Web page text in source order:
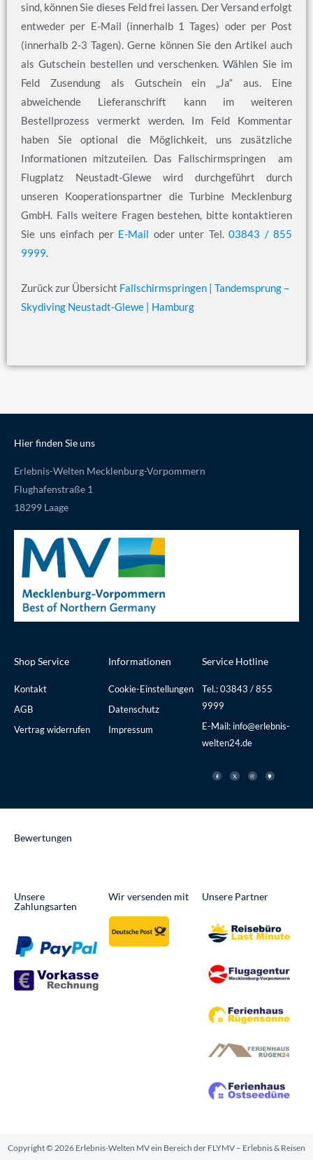
sind, können Sie dieses Feld frei lassen. Der Versand erfolgt
entweder per E-Mail (innerhalb 1 Tages) oder per Post
(innerhalb 2-3 Tagen). Gerne können Sie den Artikel auch
als Gutschein bestellen und verschenken. Wählen Sie im
Feld Zusendung als Gutschein ein „Ja“ aus. Eine
abweichende Lieferanschrift kann im weiteren
Bestellprozess vermerkt werden. Im Feld Kommentar
haben Sie optional die Möglichkeit, uns zusätzliche
Informationen mitzuteilen. Das Fallschirmspringen am
Flugplatz Neustadt-Glewe wird durchgeführt durch
unseren Kooperationspartner die Turbine Mecklenburg
GmbH. Falls weitere Fragen bestehen, bitte kontaktieren
Sie uns einfach per E-Mail oder unter Tel.03843 / 855
9999.
Zurück zur Übersicht Fallschirmspringen | Tandemsprung –
Skydiving Neustadt-Glewe | Hamburg
Hier finden Sie uns
Erlebnis-Welten Mecklenburg-Vorpommern
Flughafenstraße 1
18299 Laage
Shop Service
Kontakt
AGB
Vertrag widerrufen
Informationen
Cookie-Einstellungen
Datenschutz
Impressum
Service Hotline
Tel.: 03843 / 855
9999
E-Mail: info@erlebnis-
welten24.de
c
e
t
w
s
t
p
-
Bewertungen
Unsere
Zahlungsarten
Wir versenden mit Unsere Partner
Copyright © 2026 Erlebnis-Welten MV ein Bereich der FLYMV – Erlebnis & Reisen